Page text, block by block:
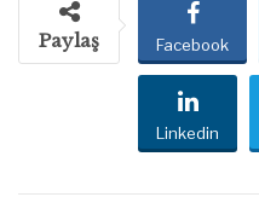
Paylaş Facebook
Linkedin